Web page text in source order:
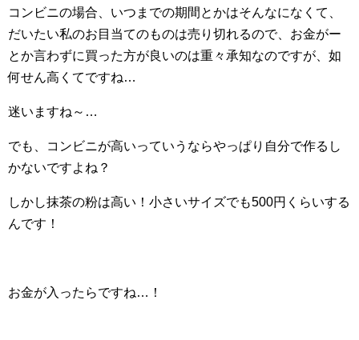
コンビニの場合、いつまでの期間とかはそんなになくて、
だいたい私のお目当てのものは売り切れるので、お金がー
とか言わずに買った方が良いのは重々承知なのですが、如
何せん高くてですね…
迷いますね～…
でも、コンビニが高いっていうならやっぱり自分で作るし
かないですよね？
しかし抹茶の粉は高い！小さいサイズでも500円くらいする
んです！
お金が入ったらですね…！